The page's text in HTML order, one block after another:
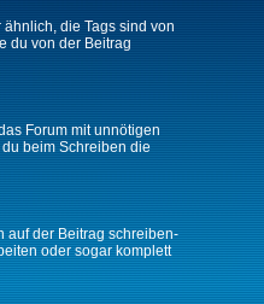
die Tags sind von
du von der Beitrag
Forum mit unnötigen
beim Schreiben die
auf der Beitrag schreiben-
oder sogar komplett